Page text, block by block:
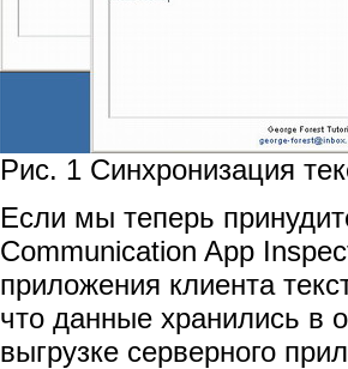
Рис. 1 Синхронизация
Если мы теперь
Communication App
приложения клиента
что данные хранились в
выгрузке серверного